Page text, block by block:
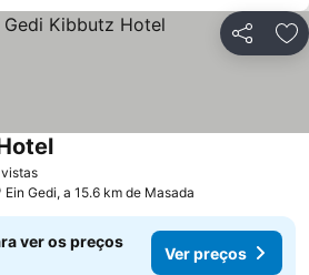
Partilhar
Ver preços
Ver preços
Ein Gedi, a 15.6 km de Masada
ver os preços
Ver preços